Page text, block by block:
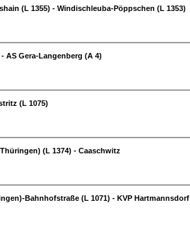
(L 1355) - Windischleuba-Pöppschen (L 1353)
AS Gera-Langenberg (A 4)
(L 1075)
(L 1374) - Caaschwitz
Bahnhofstraße (L 1071) - KVP Hartmannsdorf